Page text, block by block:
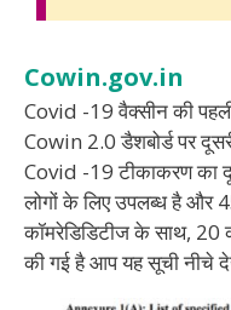
Cowin.gov.in
Covid -19 वैक्सीन की
Cowin 2.0 डैशबोर्ड पर
Covid -19 टीकाकरण का
लोगों के लिए उपलब्ध है और
कॉमरेडिडिटीज के साथ, 20
की गई है आप यह सूची नीचे